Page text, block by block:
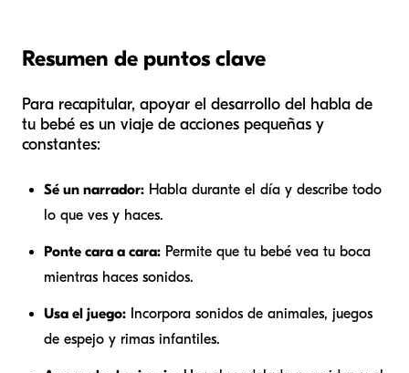
Resumen de puntos clave
Para recapitular, apoyar el desarrollo del habla de
tu bebé es un viaje de acciones pequeñas y
constantes:
Sé un narrador: Habla durante el día y describe todo
lo que ves y haces.
Ponte cara a cara: Permite que tu bebé vea tu boca
mientras haces sonidos.
Usa el juego: Incorpora sonidos de animales, juegos
de espejo y rimas infantiles.